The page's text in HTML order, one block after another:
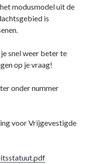
modusmodel uit de
is
snel weer beter te
op je vraag!
onder nummer
voor Vrijgevestigde